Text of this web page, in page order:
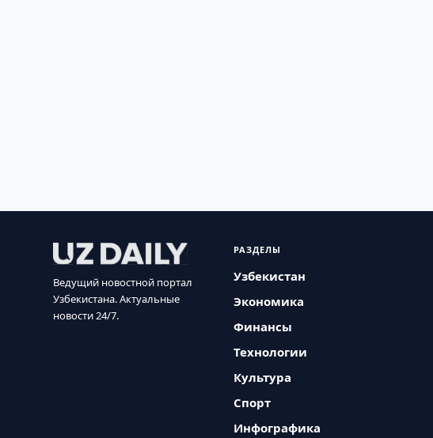
Ведущий новостной портал
Узбекистана. Актуальные
новости 24/7.
РАЗДЕЛЫ
Узбекистан
Экономика
Финансы
Технологии
Культура
Спорт
Инфографика